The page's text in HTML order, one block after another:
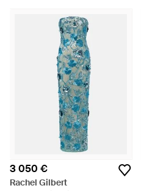
3 050 €
Rachel Gilbert